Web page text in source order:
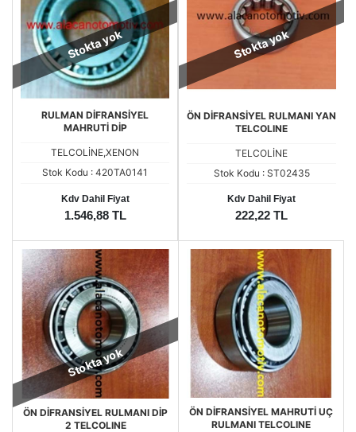
Stokta yok
RULMAN DİFRANSİYEL
MAHRUTİ DİP
TELCOLİNE,XENON
Stok Kodu : 420TA0141
Kdv Dahil Fiyat
1.546,88 TL
Stokta yok
ÖN DİFRANSİYEL RULMANI YAN
TELCOLINE
TELCOLİNE
Stok Kodu : ST02435
Kdv Dahil Fiyat
222,22 TL
Stokta yok
ÖN DİFRANSİYEL RULMANI DİP
2 TELCOLINE
ÖN DİFRANSİYEL MAHRUTİ UÇ
RULMANI TELCOLINE